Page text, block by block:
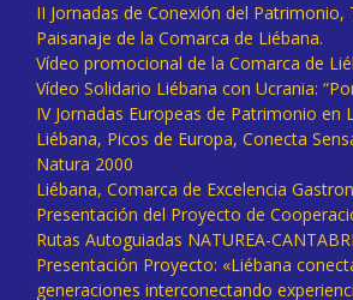
II Jornadas de Conexión del
Paisanaje de la Comarca de Liébana.
Vídeo promocional de la Comarca de
Vídeo Solidario Liébana con Ucrania:
IV Jornadas Europeas de Patrimonio en
Liébana, Picos de Europa, Conecta
Natura 2000
Liébana, Comarca de Excelencia
Presentación del Proyecto de
Rutas Autoguiadas NATUREA-
Presentación Proyecto: «Liébana
generaciones interconectando